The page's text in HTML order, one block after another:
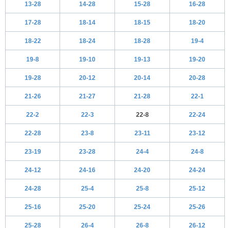
13-28 14-28 15-28 16-28
17-28 18-14 18-15 18-20
18-22 18-24 18-28 19-4
19-8 19-10 19-13 19-20
19-28 20-12 20-14 20-28
21-26 21-27 21-28 22-1
22-2 22-3 22-8 22-24
22-28 23-8 23-11 23-12
23-19 23-28 24-4 24-8
24-12 24-16 24-20 24-24
24-28 25-4 25-8 25-12
25-16 25-20 25-24 25-26
25-28 26-4 26-8 26-12